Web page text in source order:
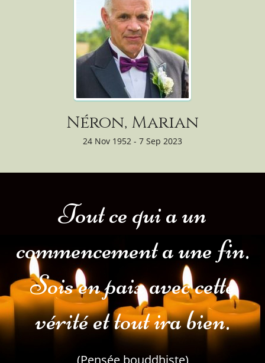
Néron, Marian
24 Nov 1952 - 7 Sep 2023
Tout ce qui a un
commencement a une fin.
Sois en paix avec cette
vérité et tout ira bien.
(Pensée bouddhiste)